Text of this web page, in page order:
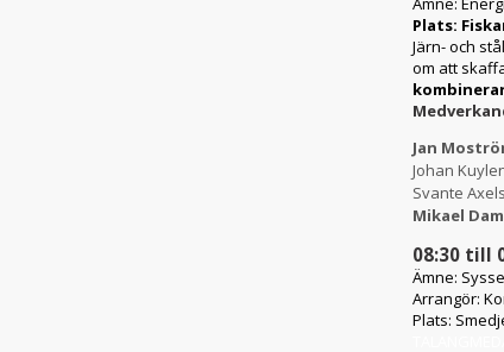
Plats:
Järn- och
om att
Jan
Johan
Svante
Mikael
08:30 till
Ämne:
Arrangör:
Plats: